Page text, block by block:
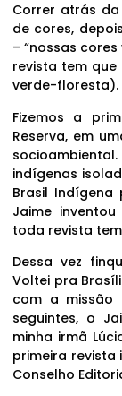
Correr atrás
de cores,
– “nossas
revista tem
verde-floresta).
Fizemos a
Reserva, em
indígenas
Brasil Indígena
Jaime
toda revista
Dessa vez
Voltei pra
com a missão
seguintes, o
minha irmã
primeira
Conselho